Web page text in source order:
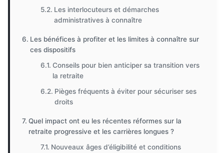
Les interlocuteurs et démarches
administratives à connaître
Les bénéfices à profiter et les limites à connaître sur
ces dispositifs
Conseils pour bien anticiper sa transition vers
la retraite
Pièges fréquents à éviter pour sécuriser ses
droits
Quel impact ont eu les récentes réformes sur la
retraite progressive et les carrières longues ?
Nouveaux âges d’éligibilité et conditions